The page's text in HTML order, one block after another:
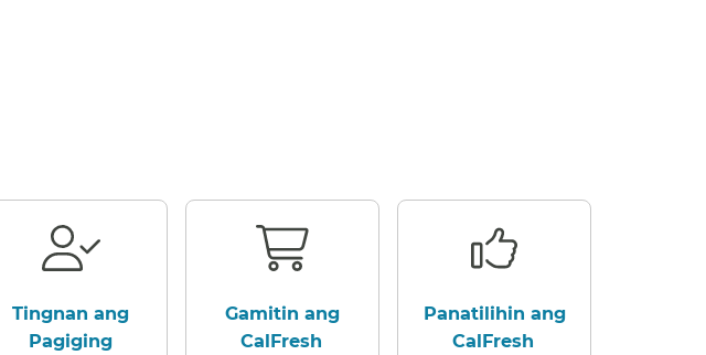
Tingnan ang
Pagiging
Gamitin ang
CalFresh​​
Panatilihin ang
CalFresh​​